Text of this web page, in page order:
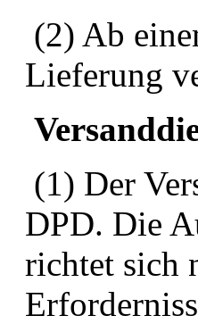
(2) Ab
Lieferung
(1) Der
DPD. Die
richtet sich